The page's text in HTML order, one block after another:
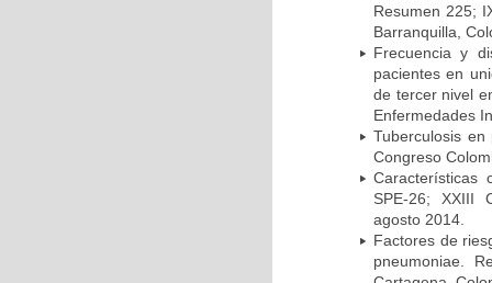
Resumen 225;
Barranquilla,
Frecuencia y
pacientes en
de tercer nivel
Enfermedades
Tuberculosis
Congreso
Características
SPE-26; XXIII
agosto 2014.
Factores de
pneumoniae.